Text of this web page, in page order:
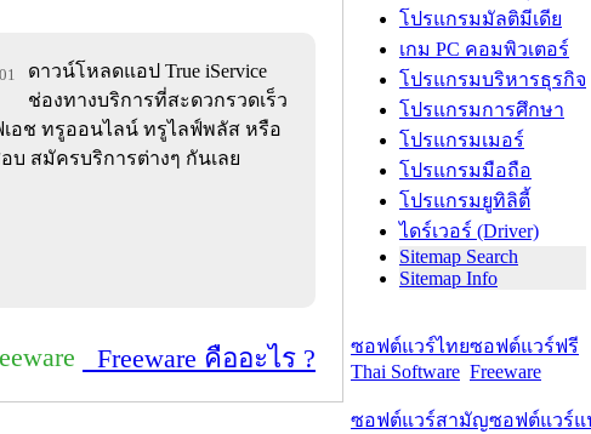
ดาวน์โหลดแอป True iService
ช่องทางบริการที่สะดวกรวดเร็ว
อช ทรูออนไลน์ ทรูไลฟ์พลัส หรือ
บ สมัครบริการต่างๆ กันเลย
Freeware คืออะไร ?
โปรแกรมมัลติมีเดีย
เกม PC คอมพิวเตอร์
โปรแกรมบริหารธุรกิจ
โปรแกรมการศึกษา
โปรแกรมเมอร์
โปรแกรมมือถือ
โปรแกรมยูทิลิตี้
ไดร์เวอร์ (Driver)
Sitemap Search
Sitemap Info
ซอฟต์แวร์ไทย
Thai Software
ซอฟต์แวร์ฟรี
Freeware
ซอฟต์แวร์สามัญซอฟต์แวร์แ